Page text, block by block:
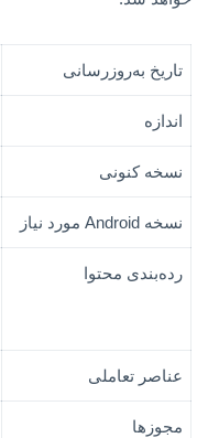
تاریخ به‌روزرسانی
اندازه
نسخه کنونی
نسخه Android مورد نیاز
رده‌بندی محتوا
عناصر تعاملی
مجوزها